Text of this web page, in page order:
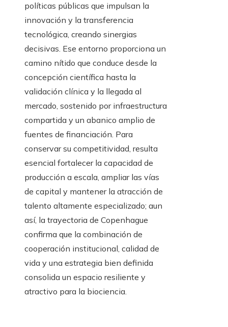
políticas públicas que impulsan la
innovación y la transferencia
tecnológica, creando sinergias
decisivas. Ese entorno proporciona un
camino nítido que conduce desde la
concepción científica hasta la
validación clínica y la llegada al
mercado, sostenido por infraestructura
compartida y un abanico amplio de
fuentes de financiación. Para
conservar su competitividad, resulta
esencial fortalecer la capacidad de
producción a escala, ampliar las vías
de capital y mantener la atracción de
talento altamente especializado; aun
así, la trayectoria de Copenhague
confirma que la combinación de
cooperación institucional, calidad de
vida y una estrategia bien definida
consolida un espacio resiliente y
atractivo para la biociencia.